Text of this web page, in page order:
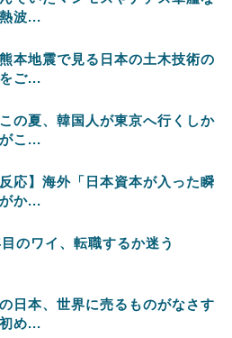
波...
本地震で見る日本の土木技術の
ご...
の夏、韓国人が東京へ行くしか
こ...
反応】海外「日本資本が入った瞬
か...
のワイ、転職するか迷う
日本、世界に売るものがなさす
め...